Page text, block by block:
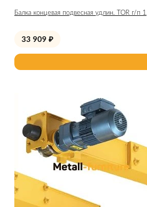
Балка концевая подвесная удлин. TOR г/п
33 909 ₽